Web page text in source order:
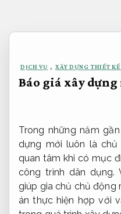
nội
DỊCH VỤ , XÂY DỰNG THIẾT
Báo giá xây
Trong những năm
dựng mới luôn là
quan tâm khi có mục
công trình dân dụng.
giúp gia chủ chủ động
án thực hiện hợp với